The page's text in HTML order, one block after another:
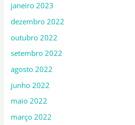
janeiro 2023
dezembro 2022
outubro 2022
setembro 2022
agosto 2022
junho 2022
maio 2022
março 2022